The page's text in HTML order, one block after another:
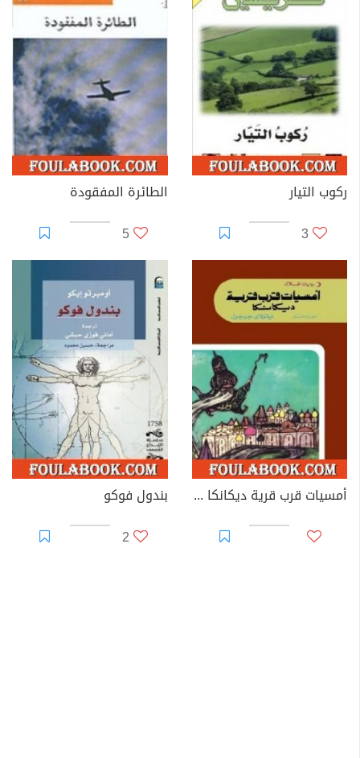
ركوب التيار
3
الطائرة المفقودة
5
أمسيات قرب قرية ديكانكا الجزء الثاني
بندول فوكو
2